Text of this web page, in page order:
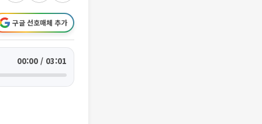
구글 선호매체 추가
00:00 / 03:01